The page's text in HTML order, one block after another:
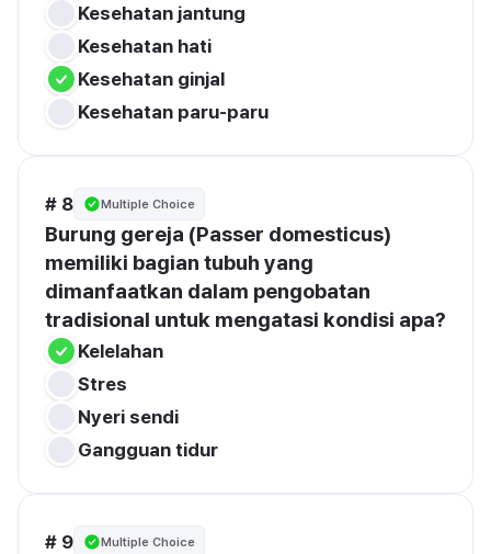
Kesehatan jantung
Kesehatan hati
Kesehatan ginjal
Kesehatan paru-paru
# 8 Multiple Choice
Burung gereja (Passer domesticus)
memiliki bagian tubuh yang
dimanfaatkan dalam pengobatan
tradisional untuk mengatasi kondisi apa?
Kelelahan
Stres
Nyeri sendi
Gangguan tidur
# 9 Multiple Choice